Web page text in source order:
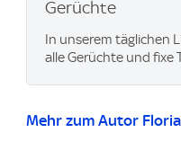
Gerüchte
In unserem täglichen
alle Gerüchte und fixe
Mehr zum Autor